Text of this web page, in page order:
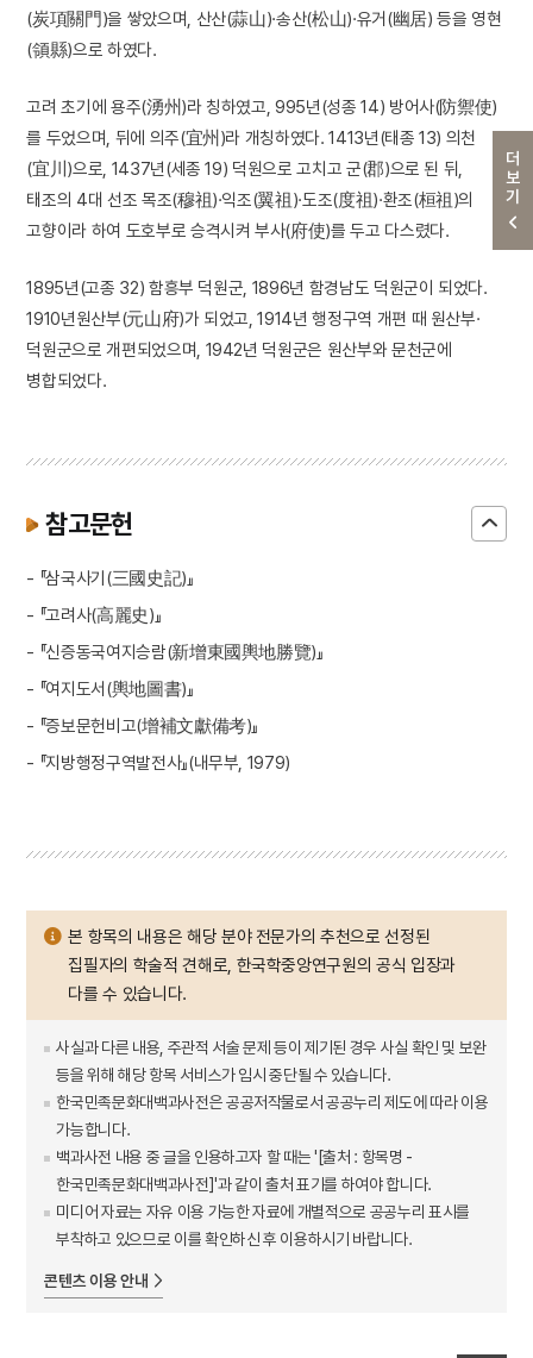
더보기
(炭項關門)을 쌓았으며, 산산(蒜山)·송산(松山)·유거(幽居) 등을 영현
(領縣)으로 하였다.
고려 초기에 용주(湧州)라 칭하였고, 995년(성종 14) 방어사(防禦使)
를 두었으며, 뒤에 의주(宜州)라 개칭하였다. 1413년(태종 13) 의천
(宜川)으로, 1437년(세종 19) 덕원으로 고치고 군(郡)으로 된 뒤,
태조의 4대 선조 목조(穆祖)·익조(翼祖)·도조(度祖)·환조(桓祖)의
고향이라 하여 도호부로 승격시켜 부사(府使)를 두고 다스렸다.
1895년(고종 32) 함흥부 덕원군, 1896년 함경남도 덕원군이 되었다.
1910년원산부(元山府)가 되었고, 1914년 행정구역 개편 때 원산부·
덕원군으로 개편되었으며, 1942년 덕원군은 원산부와 문천군에
병합되었다.
참고문헌
- 『삼국사기(三國史記)』
- 『고려사(高麗史)』
- 『신증동국여지승람(新增東國輿地勝覽)』
- 『여지도서(輿地圖書)』
- 『증보문헌비고(增補文獻備考)』
- 『지방행정구역발전사』(내무부, 1979)
본 항목의 내용은 해당 분야 전문가의 추천으로 선정된
집필자의 학술적 견해로, 한국학중앙연구원의 공식 입장과
다를 수 있습니다.
사실과 다른 내용, 주관적 서술 문제 등이 제기된 경우 사실 확인 및 보완
등을 위해 해당 항목 서비스가 임시 중단될 수 있습니다.
한국민족문화대백과사전은 공공저작물로서 공공누리 제도에 따라 이용
가능합니다.
백과사전 내용 중 글을 인용하고자 할 때는 '[출처 : 항목명 -
한국민족문화대백과사전]'과 같이 출처 표기를 하여야 합니다.
미디어 자료는 자유 이용 가능한 자료에 개별적으로 공공누리 표시를
부착하고 있으므로 이를 확인하신 후 이용하시기 바랍니다.
콘텐츠 이용 안내